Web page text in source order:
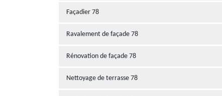
Façadier 78
Ravalement de façade 78
Rénovation de façade 78
Nettoyage de terrasse 78